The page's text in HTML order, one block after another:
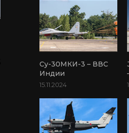
Су-30МКИ-3 – ВВС
Индии
15.11.2024